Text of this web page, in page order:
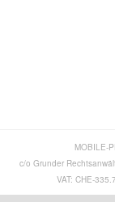
MOBILE-
c/o Grunder
VAT: CHE-